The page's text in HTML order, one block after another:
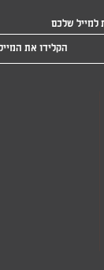
למייל שלכם